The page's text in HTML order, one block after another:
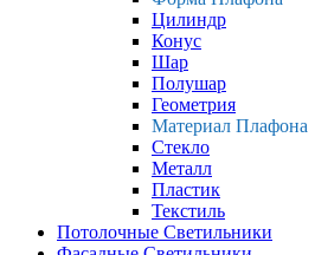
Цилиндр
Конус
Шар
Полушар
Геометрия
Материал Плафона
Стекло
Металл
Пластик
Текстиль
Потолочные Светильники